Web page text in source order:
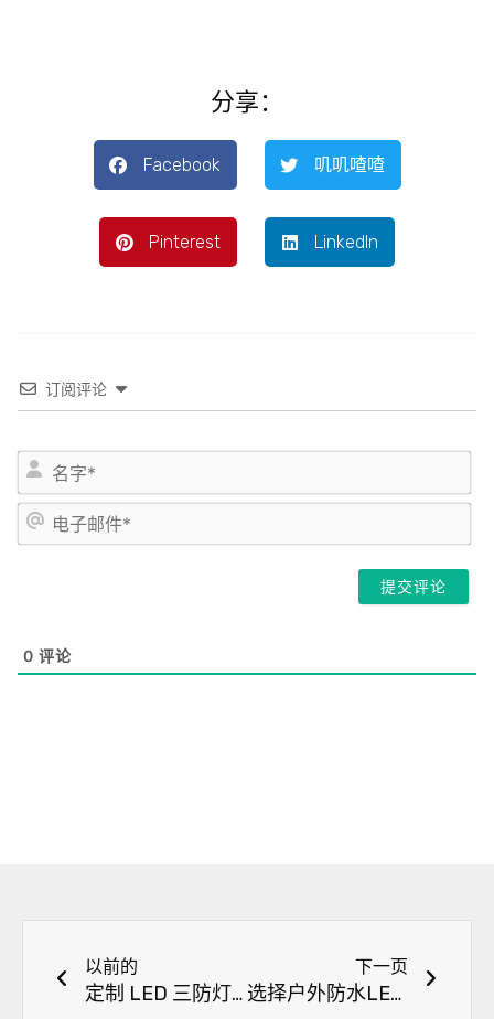
分享：
Facebook 叽叽喳喳
Pinterest LinkedIn
订阅评论
*
0 评论
以前的
定制 LED 三防灯：CE 认证，低总谐波失真
下一页
选择户外防水LED灯带的6个步骤